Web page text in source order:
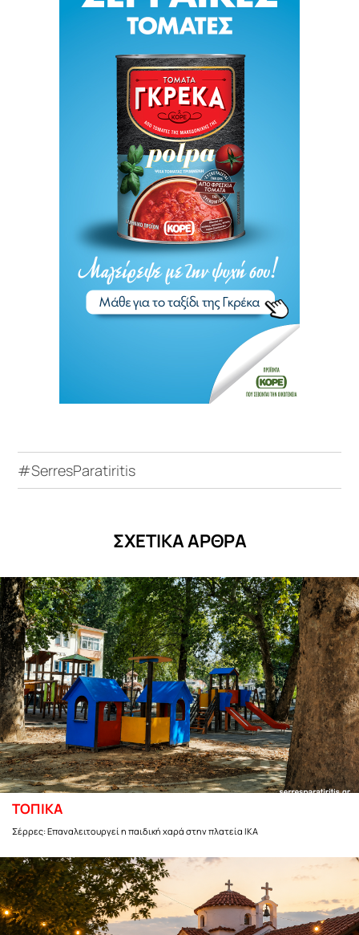
#SerresParatiritis
ΣΧΕΤΙΚΑ ΑΡΘΡΑ
ΤΟΠΙΚΑ
Σέρρες: Επαναλειτουργεί η παιδική χαρά στην πλατεία ΙΚΑ